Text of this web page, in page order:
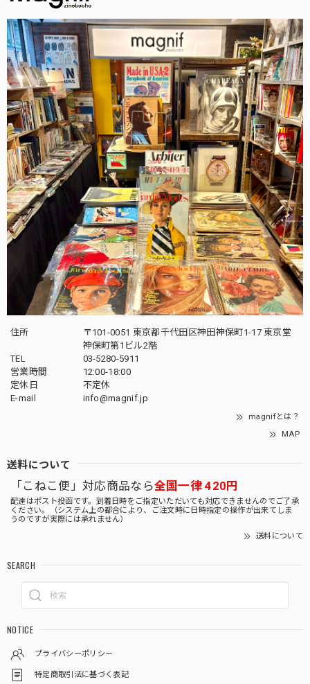
住所
〒101-0051 東京都千代田区神田神保町1-17 東京堂
神保町第1ビル2階
TEL
03-5280-5911
営業時間
12:00-18:00
定休日
不定休
E-mail
info@magnif.jp
magnifとは？
MAP
送料について
「こねこ便」対応商品なら全国一律 420円
配達はポスト投函です。到着日時をご指定いただいても対応できませんのでご了承
ください。（システム上の都合により、ご注文時に日時指定の操作が出来てしま
うのですが実際には承れません）
送料について
SEARCH
NOTICE
プライバシーポリシー
特定商取引法に基づく表記